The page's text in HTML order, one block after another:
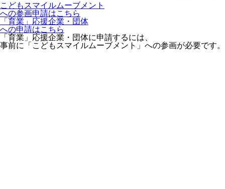
こどもスマイルムーブメント
への参画申請はこちら
「育業」応援企業・団体
への申請はこちら
「育業」応援企業・団体に申請するには、
事前に「こどもスマイルムーブメント」への参画が必要です。